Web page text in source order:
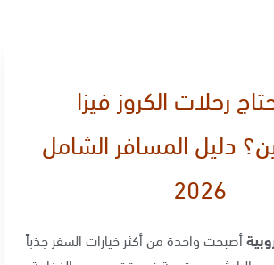
رحلات الكروز فيزا
دليل المسافر الشامل
2026
أصبحت واحدة من أكثر خيارات السفر جذباً